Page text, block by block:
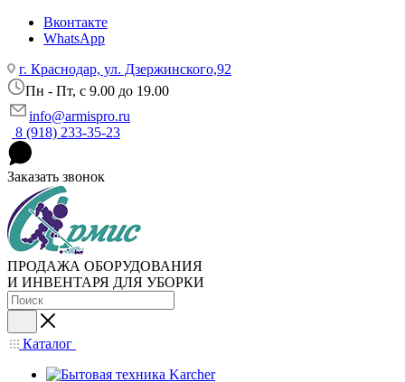
Вконтакте
WhatsApp
г. Краснодар, ул. Дзержинского,92
Пн - Пт, c 9.00 до 19.00
info@armispro.ru
8 (918) 233-35-23
Заказать звонок
ПРОДАЖА ОБОРУДОВАНИЯ
И ИНВЕНТАРЯ ДЛЯ УБОРКИ
Каталог